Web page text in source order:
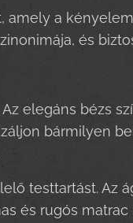
amely a
és
elegáns bézs
bármilyen
testtartást. Az
és rugós